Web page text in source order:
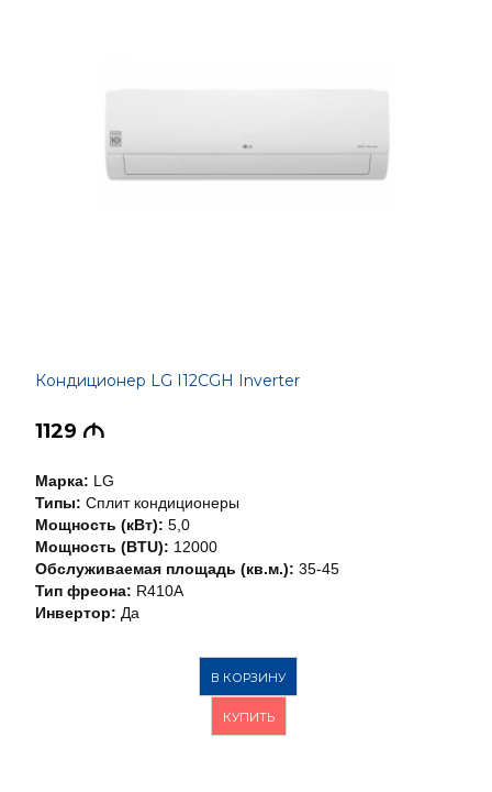
Кондиционер LG I12CGH Inverter
1129 M
Марка: LG
Типы: Сплит кондиционеры
Мощность (кВт): 5,0
Мощность (BTU): 12000
Обслуживаемая площадь (кв.м.): 35-45
Тип фреона: R410A
Инвертор: Да
В КОРЗИНУ
КУПИТЬ